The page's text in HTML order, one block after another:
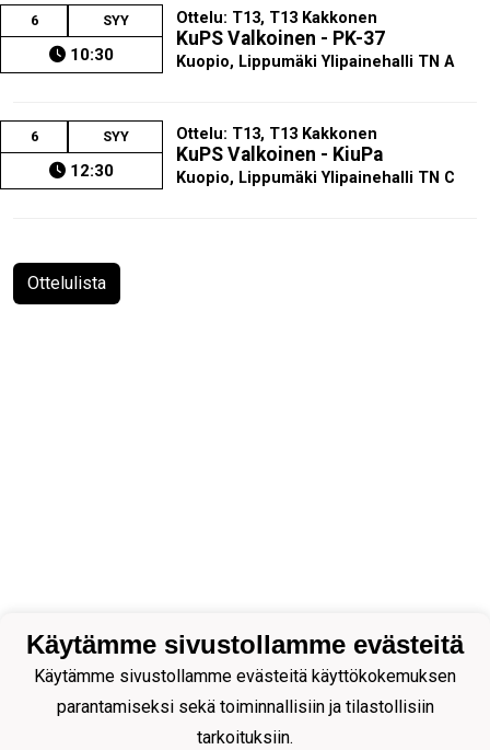
6 SYY
10:30
Ottelu: T13, T13 Kakkonen
KuPS Valkoinen - PK-37
Kuopio, Lippumäki Ylipainehalli TN A
6 SYY
12:30
Ottelu: T13, T13 Kakkonen
KuPS Valkoinen - KiuPa
Kuopio, Lippumäki Ylipainehalli TN C
Ottelulista
Käytämme sivustollamme evästeitä
Käytämme sivustollamme evästeitä käyttökokemuksen
parantamiseksi sekä toiminnallisiin ja tilastollisiin
tarkoituksiin.